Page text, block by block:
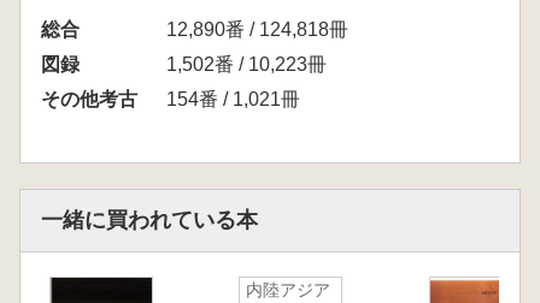
総合
12,890番 / 124,818冊
図録
1,502番 / 10,223冊
その他考古
154番 / 1,021冊
一緒に買われている本
内陸アジア